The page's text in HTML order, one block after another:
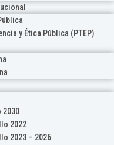
y Ética Pública (PTEP)
2030
2022
2023 – 2026